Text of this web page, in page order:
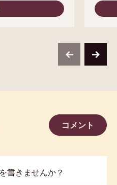
previousnext
コメント
書きませんか？